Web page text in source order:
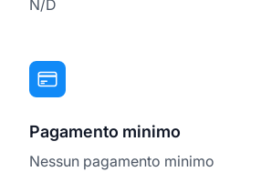
N/D
Pagamento minimo
Nessun pagamento minimo